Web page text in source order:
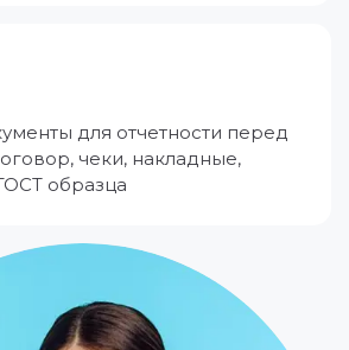
для отчетности перед
чеки, накладные,
образца